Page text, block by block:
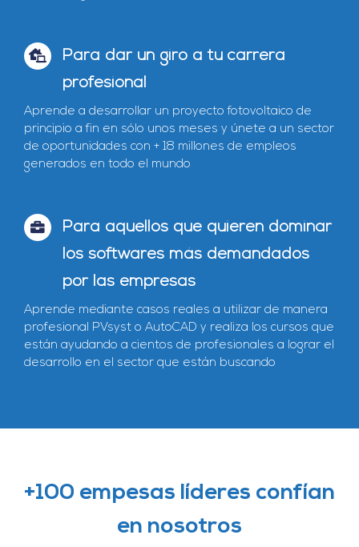
Para dar un giro a tu carrera
profesional
Aprende a desarrollar un proyecto fotovoltaico de
principio a fin en sólo unos meses y únete a un sector
de oportunidades con + 18 millones de empleos
generados en todo el mundo
Para aquellos que quieren dominar
los softwares más demandados
por las empresas
Aprende mediante casos reales a utilizar de manera
profesional PVsyst o AutoCAD y realiza los cursos que
están ayudando a cientos de profesionales a lograr el
desarrollo en el sector que están buscando
+100 empesas líderes confían
en nosotros